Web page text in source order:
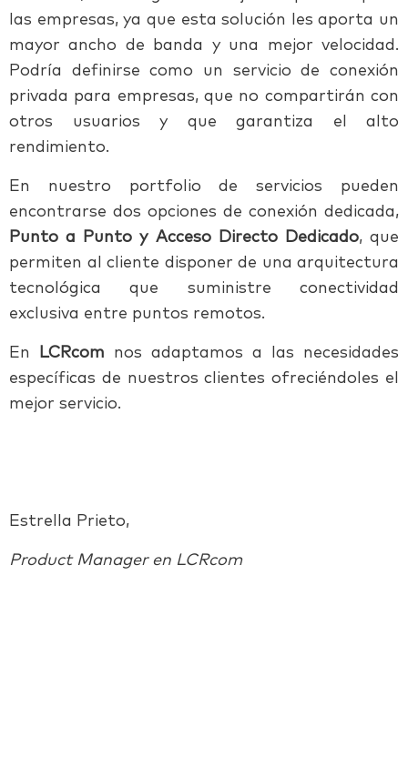
las empresas, ya que esta solución les aporta un
mayor ancho de banda y una mejor velocidad.
Podría definirse como un servicio de conexión
privada para empresas, que no compartirán con
otros usuarios y que garantiza el alto
rendimiento.
En nuestro portfolio de servicios pueden
encontrarse dos opciones de conexión dedicada,
Punto a Punto y Acceso Directo Dedicado, que
permiten al cliente disponer de una arquitectura
tecnológica que suministre conectividad
exclusiva entre puntos remotos.
En LCRcom nos adaptamos a las necesidades
específicas de nuestros clientes ofreciéndoles el
mejor servicio.
Estrella Prieto,
Product Manager en LCRcom